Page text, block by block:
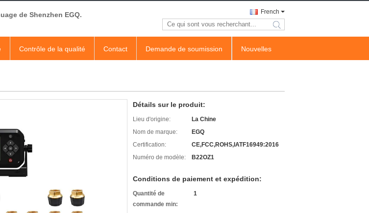
de Shenzhen EGQ. French
search
Contrôle de la qualité Contact Demande de soumission Nouvelles
Détails sur le produit:
Lieu d'origine:
La Chine
Nom de marque:
EGQ
Certification:
CE,FCC,ROHS,IATF16949:2016
Numéro de modèle:
B22OZ1
Conditions de paiement et expédition:
Quantité de
commande min:
1